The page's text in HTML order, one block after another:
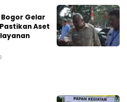
Gelar
Aset